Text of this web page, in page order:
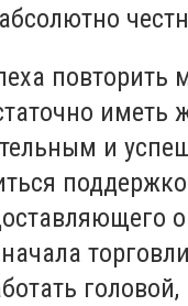
абсолютно
повторить
иметь
и
головой,